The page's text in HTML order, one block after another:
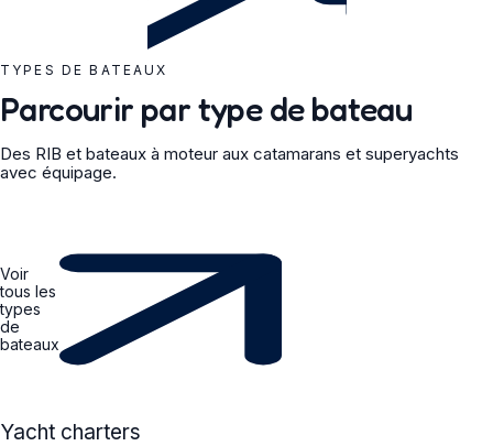
TYPES DE BATEAUX
Parcourir par type de bateau
Des RIB et bateaux à moteur aux catamarans et superyachts
avec équipage.
Voir
tous les
types
de
bateaux
YACHT
Yacht charters